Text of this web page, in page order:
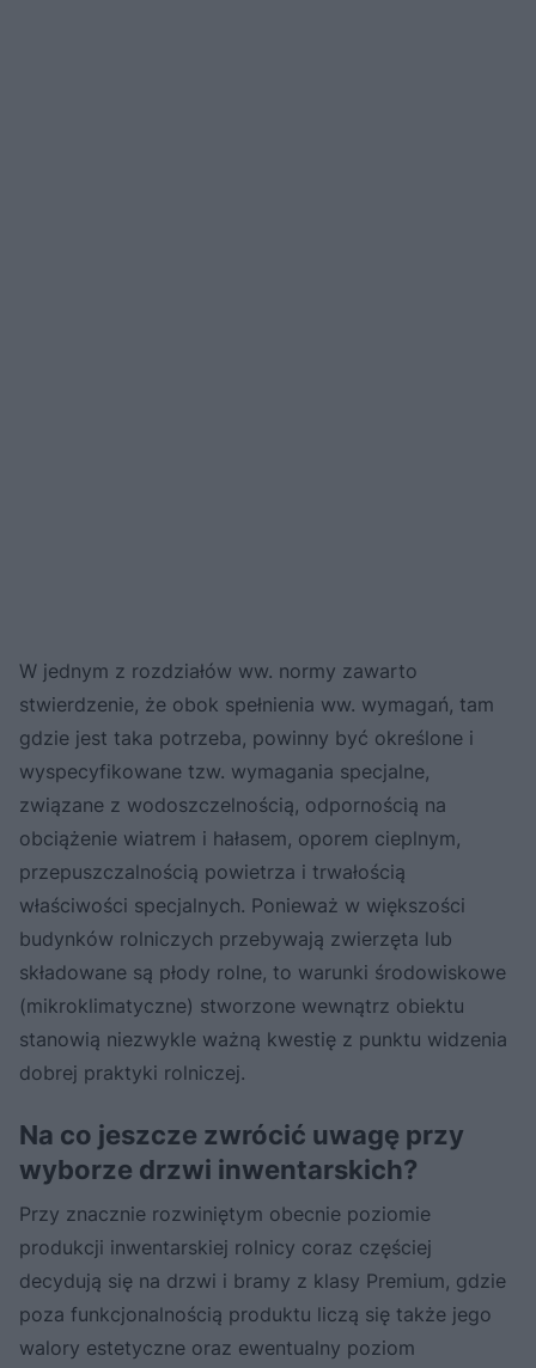
W jednym z rozdziałów ww. normy zawarto
stwierdzenie, że obok spełnienia ww. wymagań, tam
gdzie jest taka potrzeba, powinny być określone i
wyspecyfikowane tzw. wymagania specjalne,
związane z wodoszczelnością, odpornością na
obciążenie wiatrem i hałasem, oporem cieplnym,
przepuszczalnością powietrza i trwałością
właściwości specjalnych. Ponieważ w większości
budynków rolniczych przebywają zwierzęta lub
składowane są płody rolne, to warunki środowiskowe
(mikroklimatyczne) stworzone wewnątrz obiektu
stanowią niezwykle ważną kwestię z punktu widzenia
dobrej praktyki rolniczej.
Na co jeszcze zwrócić uwagę przy
wyborze drzwi inwentarskich?
Przy znacznie rozwiniętym obecnie poziomie
produkcji inwentarskiej rolnicy coraz częściej
decydują się na drzwi i bramy z klasy Premium, gdzie
poza funkcjonalnością produktu liczą się także jego
walory estetyczne oraz ewentualny poziom